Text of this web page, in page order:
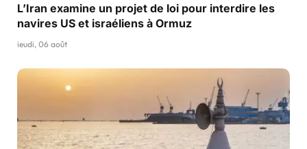
L’Iran examine un projet de loi pour interdire les
navires US et israéliens à Ormuz
jeudi, 06 août